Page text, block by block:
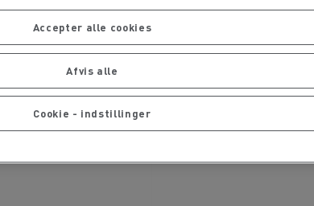
Accepter alle cookies
Afvis alle
Cookie - indstillinger